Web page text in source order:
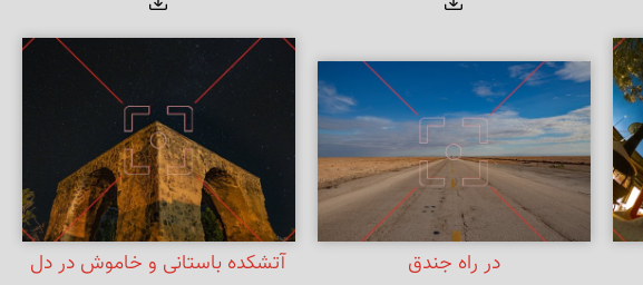
در راه جندق آتشکده باستانی و خاموش در دل